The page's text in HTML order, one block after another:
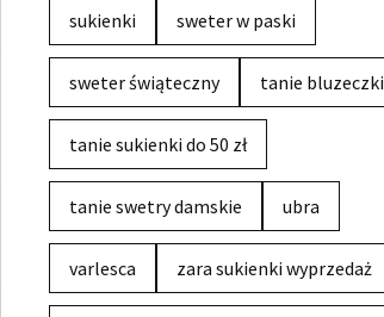
sukienki sweter w paski
sweter świąteczny tanie bluzeczki
tanie sukienki do 50 zł
tanie swetry damskie ubra
varlesca zara sukienki wyprzedaż